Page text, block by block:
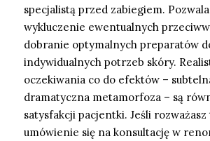
specjalistą przed zabiegiem.
wykluczenie ewentualnych
dobranie optymalnych preparatów
indywidualnych potrzeb skóry.
oczekiwania co do efektów –
dramatyczna metamorfoza – są
satysfakcji pacjentki. Jeśli
umówienie się na konsultację w